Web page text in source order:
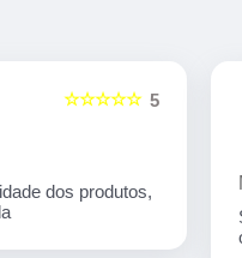
5
☆☆☆☆☆
e serviços